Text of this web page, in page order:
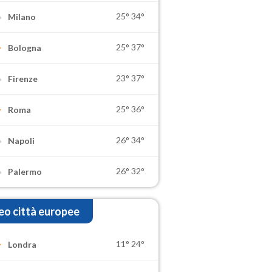
Milano 25° 34°
Bologna 25° 37°
Firenze 23° 37°
Roma 25° 36°
Napoli 26° 34°
Palermo 26° 32°
città europee
Londra 11° 24°